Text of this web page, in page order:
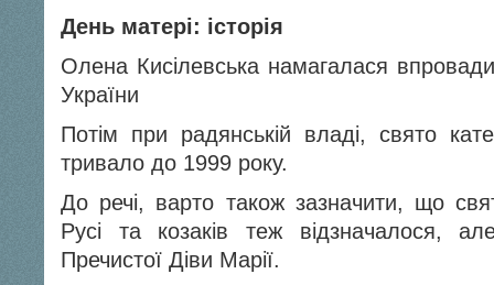
День матері: історія
Олена Кисілевська намагалася
України
Потім при радянській владі, свято
тривало до 1999 року.
До речі, варто також зазначити, що
Русі та козаків теж відзначалося,
Пречистої Діви Марії.